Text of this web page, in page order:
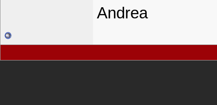
Andrea